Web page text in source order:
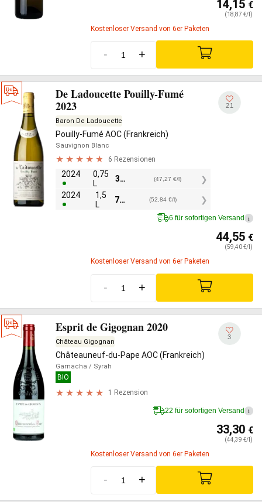
14,15 €
(18,87 €/l)
Kostenloser Versand von 6er Paketen
- +
De Ladoucette Pouilly-Fumé
2023
Baron De Ladoucette
Pouilly-Fumé AOC (Frankreich)
Sauvignon Blanc
6 Rezensionen
2024
0,75
L
35,45 (47,27 €/l)
2024
1,5
L
79,25 (52,84 €/l)
21
6 für sofortigen Versand i
44,55 €
(59,40 €/l)
Kostenloser Versand von 6er Paketen
- +
Esprit de Gigognan 2020
Château Gigognan
Châteauneuf-du-Pape AOC (Frankreich)
Garnacha / Syrah
BIO
1 Rezension
3
22 für sofortigen Versand i
33,30 €
(44,39 €/l)
Kostenloser Versand von 6er Paketen
- +